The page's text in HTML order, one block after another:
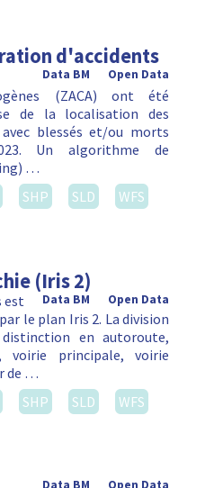
d'accidents
Open Data
Data BM
(ZACA) ont été
de la localisation des
blessés et/ou morts
Un algorithme de
…
SHP SLD
WFS
(Iris 2)
Open Data
Data BM
est
le plan Iris 2. La division
en autoroute,
voirie principale, voirie
de …
SHP SLD
WFS